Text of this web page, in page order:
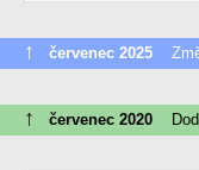
↑ červenec 2025
↑ červenec 2020